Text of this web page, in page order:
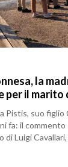
la
per il marito
Pistis, suo
fa: il
di Luigi